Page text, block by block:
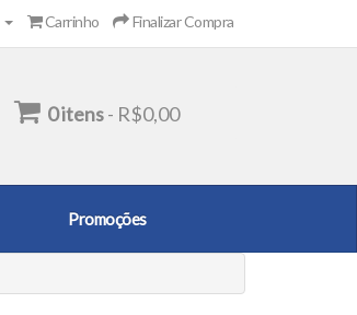
Carrinho Finalizar Compra
0 itens- R$0,00
Promoções